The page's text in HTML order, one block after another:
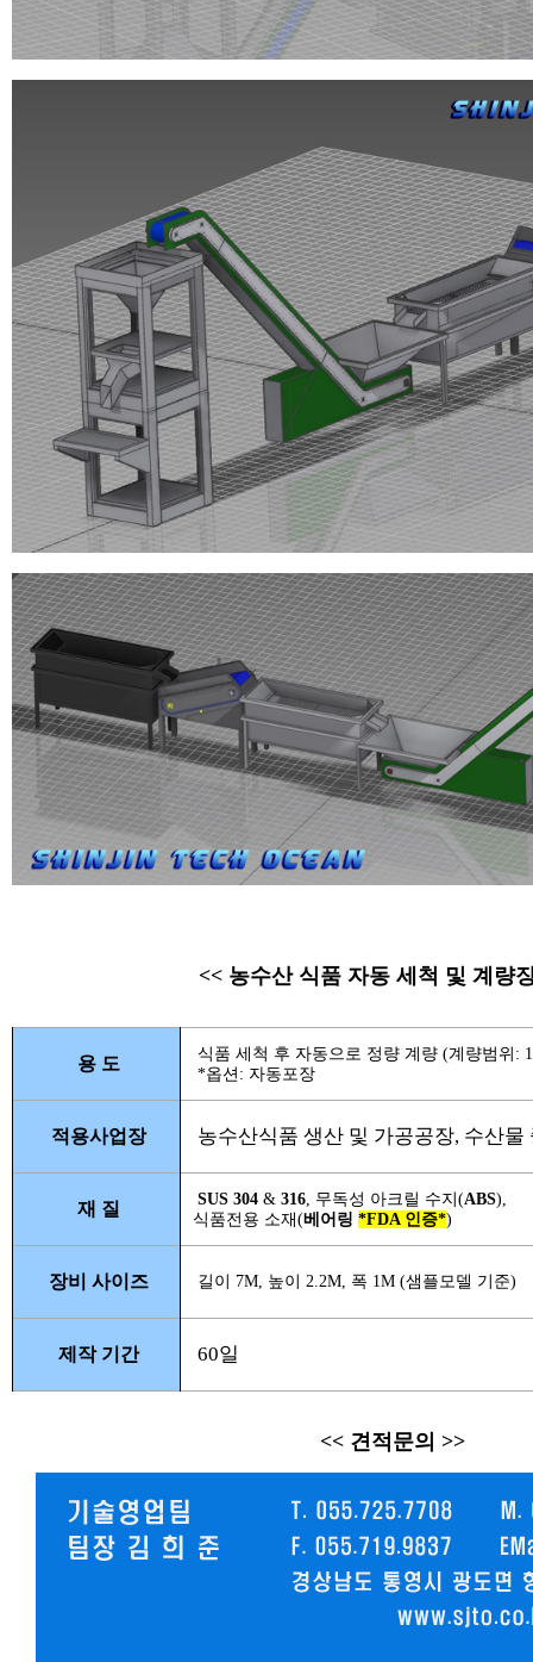
<< 농수산 식품 자동 세척 및 계량
용 도
식품 세척 후 자동으로 정량 계량 (계량범위:
*옵션: 자동포장
적용사업장 농수산식품 생산 및 가공공장, 수산물
재 질 SUS 304 & 316, 무독성 아크릴 수지(ABS),
식품전용 소재(베어링 *FDA 인증*)
장비 사이즈 길이 7M, 높이 2.2M, 폭 1M (샘플모델 기준)
제작 기간 60일
<< 견적문의 >>